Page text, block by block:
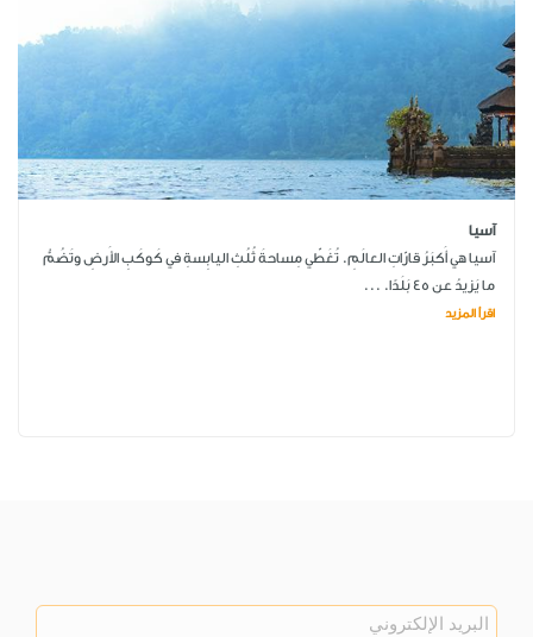
آسيا
آسيا هي أَكبَرُ قارّاتِ العالَمِ. تُغَطّي مِساحةَ ثُلُثِ اليابِسةِ في كَوكَبِ الأَرضِ وتَضُمُّ
ما يَزيدُ عن 45 بَلَدًا. ...
اقرأ المزيد